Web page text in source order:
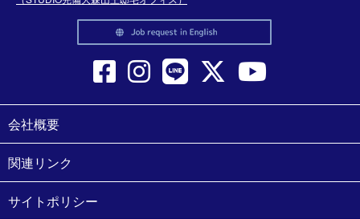
会社概要
関連リンク
サイトポリシー